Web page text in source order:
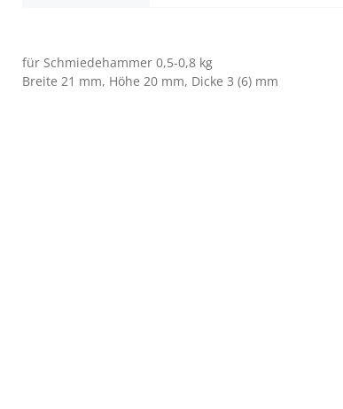
für Schmiedehammer 0,5-0,8 kg
Breite 21 mm, Höhe 20 mm, Dicke 3 (6) mm